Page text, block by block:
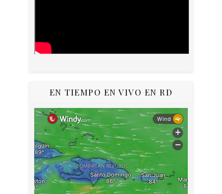
EN TIEMPO EN VIVO EN RD